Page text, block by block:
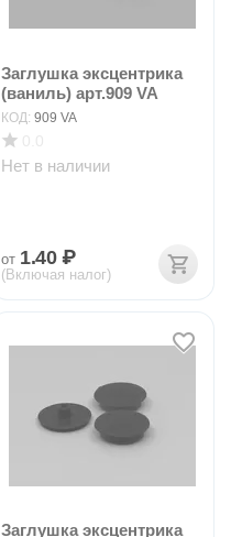
Заглушка эксцентрика
(ваниль) арт.909 VA
КОД: 909 VA
Нет в наличии
от 1.40 ₽
(Включая налог)
Заглушка эксцентрика